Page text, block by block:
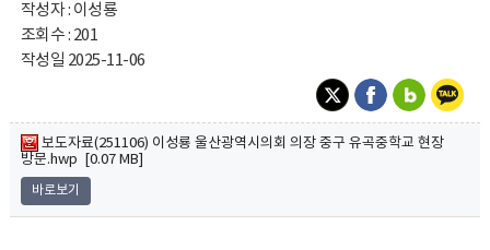
작성자 : 이성룡
조회수 : 201
작성일 2025-11-06
보도자료(251106) 이성룡 울산광역시의회 의장 중구 유곡중학교 현장
방문.hwp [0.07 MB]
바로보기